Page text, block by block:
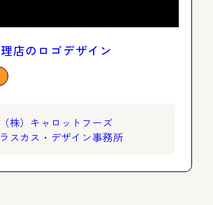
店のロゴデザイン
（株）キャロットフーズ
ラスカス・デザイン事務所